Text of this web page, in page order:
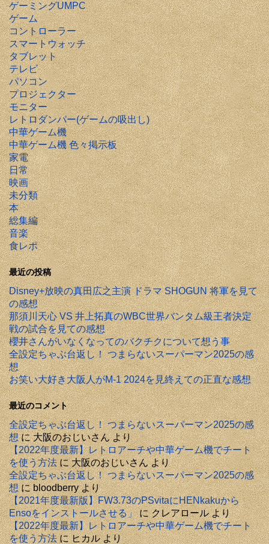
ゲーミングUMPC
ゲーム
コントローラー
スマートウォッチ
タブレット
テレビ
パソコン
プロジェクター
モニター
レトロダンパー(ゲームの吸出し)
中華ゲーム機
中華ゲーム機 色々掲示板
家電
日常
映画
未分類
本
総集編
音楽
食レポ
最近の投稿
Disney+放映の真田広之主演 ドラマ SHOGUN 将軍を見て
の感想
那須川天心 VS 井上拓真のWBC世界バンタム級王者決定
戦の試合を見ての感想
櫻井さんがいなくなってのバクチクについて想う事
全設定ちゃぶ台返し！ つまらないスーパーマン2025の感
想
お笑い大好き大阪人がM-1 2024を見終えての正直な感想
最近のコメント
全設定ちゃぶ台返し！ つまらないスーパーマン2025の感
想に大阪のおじいさんより
【2022年度最新】レトロアーチや中華ゲーム機でチート
を使う方法に大阪のおじいさんより
全設定ちゃぶ台返し！ つまらないスーパーマン2025の感
想にbloodberryより
【2021年度最新版】FW3.73のPSvitaにHENkakuから
Ensoをインストールさせる」にクレアロールより
【2022年度最新】レトロアーチや中華ゲーム機でチート
を使う方法にヒカルより